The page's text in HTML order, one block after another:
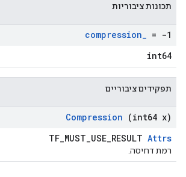
תכונות ציבוריות
compression_ = -1
int64
תפקידים ציבוריים
Compression (int64 x)
TF_MUST_USE_RESULT Attrs
רמת דחיסה.